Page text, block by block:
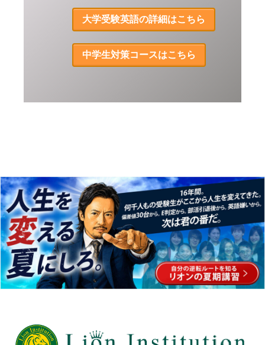
大学受験英語の詳細はこちら
中学生対策コースはこちら